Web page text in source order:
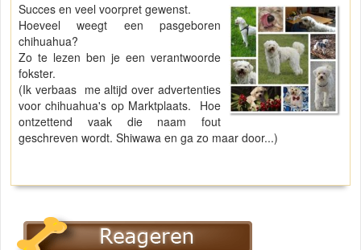
Succes en veel voorpret gewenst.
Hoeveel weegt een pasgeboren
chihuahua?
Zo te lezen ben je een verantwoorde
fokster.
(Ik verbaas me altijd over advertenties
voor chihuahua's op Marktplaats. Hoe
ontzettend vaak die naam fout
geschreven wordt. Shiwawa en ga zo maar door...)